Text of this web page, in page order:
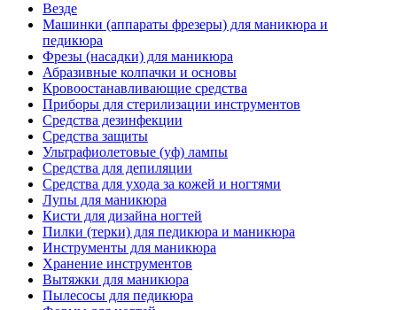
Везде
Машинки (аппараты фрезеры) для маникюра и
педикюра
Фрезы (насадки) для маникюра
Абразивные колпачки и основы
Кровоостанавливающие средства
Приборы для стерилизации инструментов
Средства дезинфекции
Средства защиты
Ультрафиолетовые (уф) лампы
Средства для депиляции
Средства для ухода за кожей и ногтями
Лупы для маникюра
Кисти для дизайна ногтей
Пилки (терки) для педикюра и маникюра
Инструменты для маникюра
Хранение инструментов
Вытяжки для маникюра
Пылесосы для педикюра